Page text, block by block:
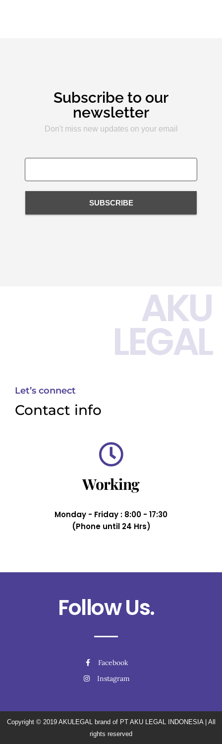
Subscribe to our
newsletter
Don't miss new updates on your email
SUBSCRIBE
AKU
LEGAL
Let’s connect
Contact info
Working
Monday - Friday : 8:00 - 17:30
(Phone until 24 Hrs)
Follow Us.
Facebook
Instagram
Copyright © 2019 AKULEGAL brand of PT AKU LEGAL INDONESIA| All
rights reserved